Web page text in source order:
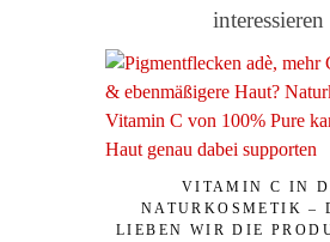
interessieren
VITAMIN C IN
NATURKOSMETIK –
LIEBEN WIR DIE